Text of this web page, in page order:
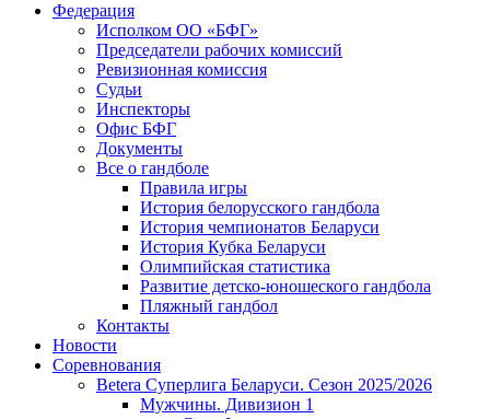
Федерация
Исполком ОО «БФГ»
Председатели рабочих комиссий
Ревизионная комиссия
Судьи
Инспекторы
Офис БФГ
Документы
Все о гандболе
Правила игры
История белорусского гандбола
История чемпионатов Беларуси
История Кубка Беларуси
Олимпийская статистика
Развитие детско-юношеского гандбола
Пляжный гандбол
Контакты
Новости
Соревнования
Betera Суперлига Беларуси. Сезон 2025/2026
Мужчины. Дивизион 1